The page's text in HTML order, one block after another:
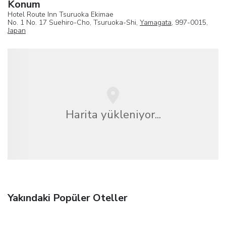
Konum
Hotel Route Inn Tsuruoka Ekimae
No. 1 No. 17 Suehiro-Cho, Tsuruoka-Shi, Yamagata, 997-0015,
Japan
Harita yükleniyor...
Yakındaki Popüler Oteller